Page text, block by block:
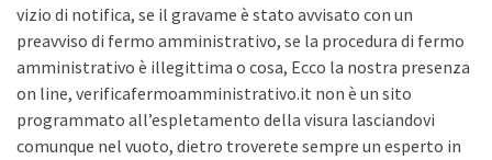
vizio di notifica, se il gravame è stato avvisato con un
preavviso di fermo amministrativo, se la procedura di fermo
amministrativo è illegittima o cosa, Ecco la nostra presenza
on line, verificafermoamministrativo.it non è un sito
programmato all’espletamento della visura lasciandovi
comunque nel vuoto, dietro troverete sempre un esperto in